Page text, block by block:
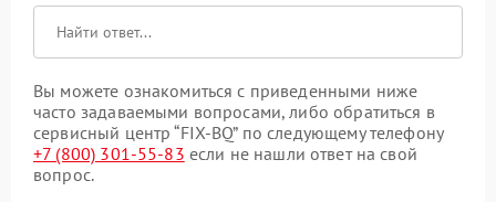
Вы можете ознакомиться с приведенными ниже
часто задаваемыми вопросами, либо обратиться в
сервисный центр “FIX-BQ” по следующему телефону
+7 (800) 301-55-83 если не нашли ответ на свой
вопрос.